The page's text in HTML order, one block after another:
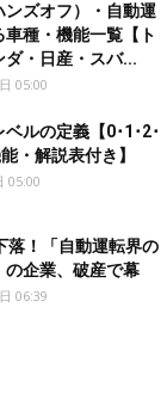
ンズオフ）・自動運
車種・機能一覧【ト
ダ・日産・スバ...
05:00
ベルの定義【0･1･2･
・解説表付き】
05:00
落！「自動運転界の
の企業、破産で幕
06:39